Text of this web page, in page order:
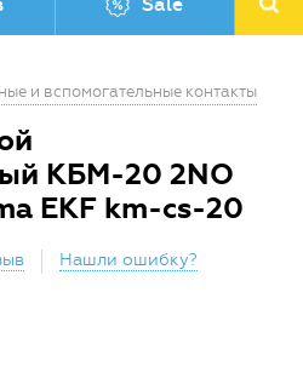
и вспомогательные контакты
КБМ-20 2NO
EKF km-cs-20
Нашли ошибку?